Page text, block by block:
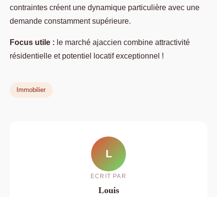
contraintes créent une dynamique particulière avec une
demande constamment supérieure.
Focus utile : le marché ajaccien combine attractivité
résidentielle et potentiel locatif exceptionnel !
Immobilier
L
ECRIT PAR
Louis